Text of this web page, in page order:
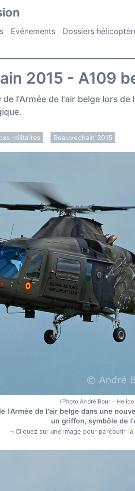
Evénements Dossiers
2015 - A109
de l'Armée de l'air belge lors de
militaires Beauvechain 2015
(Photo André Bour -
l'Armée de l'air belge dans une
un griffon, symbôle de
Cliquez sur une image pour parcourir